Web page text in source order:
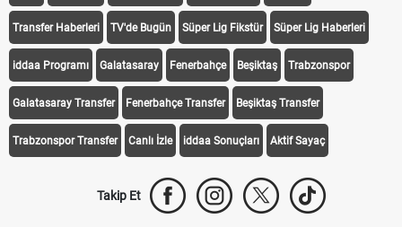
Transfer Haberleri TV'de Bugün Süper Lig Fikstür Süper Lig Haberleri
iddaa Programı Galatasaray Fenerbahçe Beşiktaş Trabzonspor
Galatasaray Transfer Fenerbahçe Transfer Beşiktaş Transfer
Trabzonspor Transfer Canlı İzle iddaa Sonuçları Aktif Sayaç
Takip Et